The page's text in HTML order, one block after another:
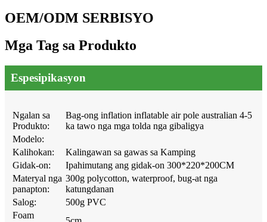
OEM/ODM SERBISYO
Mga Tag sa Produkto
Espesipikasyon
Ngalan sa
Produkto:
Bag-ong inflation inflatable air pole australian 4-5
ka tawo nga mga tolda nga gibaligya
Modelo:
Kalihokan:
Kalingawan sa gawas sa Kamping
Gidak-on:
Ipahimutang ang gidak-on 300*220*200CM
Materyal nga
panapton:
300g polycotton, waterproof, bug-at nga
katungdanan
Salog:
500g PVC
Foam